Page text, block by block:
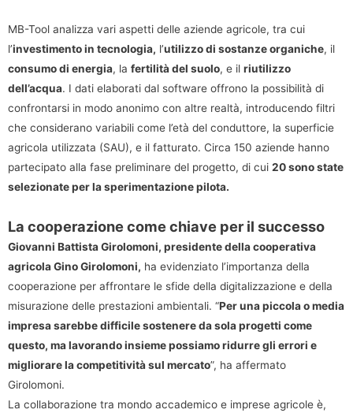
MB-Tool analizza vari aspetti delle aziende agricole, tra cui
l’investimento in tecnologia, l’utilizzo di sostanze organiche, il
consumo di energia, la fertilità del suolo, e il riutilizzo
dell’acqua. I dati elaborati dal software offrono la possibilità di
confrontarsi in modo anonimo con altre realtà, introducendo filtri
che considerano variabili come l’età del conduttore, la superficie
agricola utilizzata (SAU), e il fatturato. Circa 150 aziende hanno
partecipato alla fase preliminare del progetto, di cui 20 sono state
selezionate per la sperimentazione pilota.
La cooperazione come chiave per il successo
Giovanni Battista Girolomoni, presidente della cooperativa
agricola Gino Girolomoni, ha evidenziato l’importanza della
cooperazione per affrontare le sfide della digitalizzazione e della
misurazione delle prestazioni ambientali. “Per una piccola o media
impresa sarebbe difficile sostenere da sola progetti come
questo, ma lavorando insieme possiamo ridurre gli errori e
migliorare la competitività sul mercato”, ha affermato
Girolomoni.
La collaborazione tra mondo accademico e imprese agricole è,